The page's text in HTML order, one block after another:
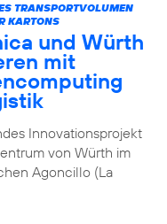
TRANSPORTVOLUMEN
KARTONS
und Würth
mit
Innovationsprojekt
von Würth im
Agoncillo (La